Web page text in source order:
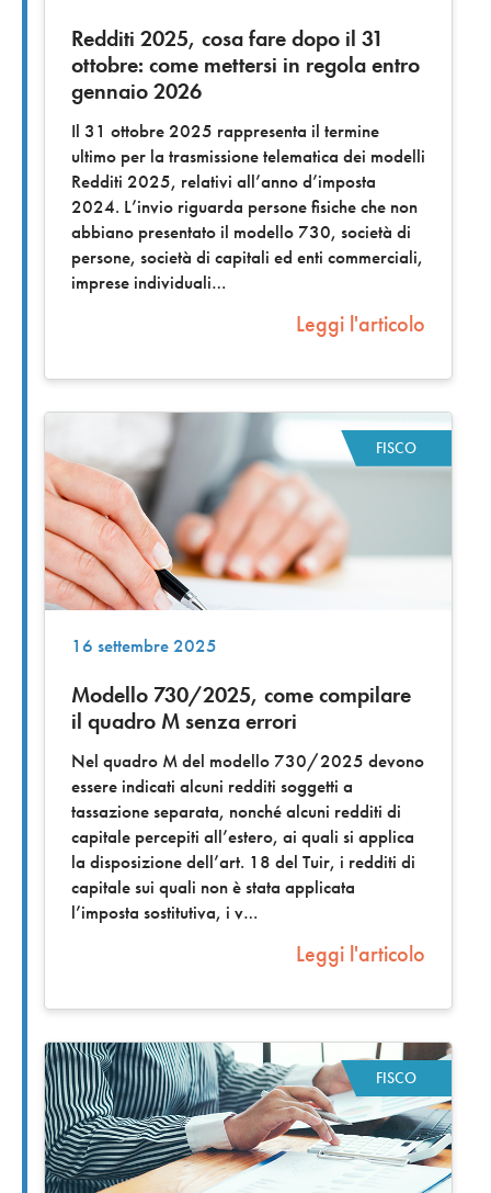
Redditi 2025, cosa fare dopo il 31
ottobre: come mettersi in regola entro
gennaio 2026
Il 31 ottobre 2025 rappresenta il termine
ultimo per la trasmissione telematica dei modelli
Redditi 2025, relativi all’anno d’imposta
2024. L’invio riguarda persone fisiche che non
abbiano presentato il modello 730, società di
persone, società di capitali ed enti commerciali,
imprese individuali
Leggi l'articolo
FISCO
16 settembre 2025
Modello 730/2025, come compilare
il quadro M senza errori
Nel quadro M del modello 730/2025 devono
essere indicati alcuni redditi soggetti a
tassazione separata, nonché alcuni redditi di
capitale percepiti all’estero, ai quali si applica
la disposizione dell’art. 18 del Tuir, i redditi di
capitale sui quali non è stata applicata
l’imposta sostitutiva, i v
Leggi l'articolo
FISCO